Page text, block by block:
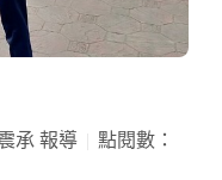
承 報導
點閱數：